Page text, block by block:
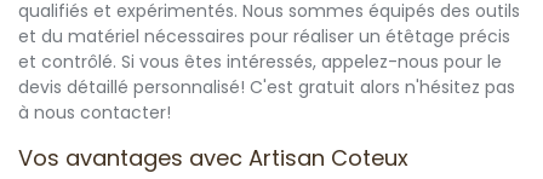
qualifiés et expérimentés. Nous sommes équipés des outils
et du matériel nécessaires pour réaliser un étêtage précis
et contrôlé. Si vous êtes intéressés, appelez-nous pour le
devis détaillé personnalisé! C'est gratuit alors n'hésitez pas
à nous contacter!
Vos avantages avec Artisan Coteux